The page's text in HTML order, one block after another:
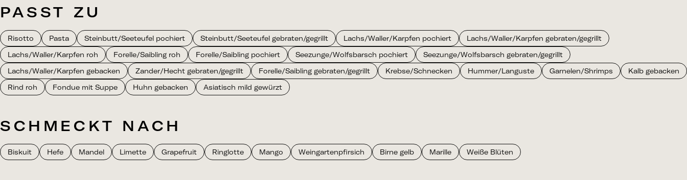
PASST ZU
Risotto Pasta Steinbutt/Seeteufel pochiert Steinbutt/Seeteufel gebraten/gegrillt Lachs/Waller/Karpfen pochiert
Lachs/Waller/Karpfen gebraten/gegrillt
Lachs/Waller/Karpfen roh
Forelle/Saibling roh Forelle/Saibling pochiert Seezunge/Wolfsbarsch pochiert
Seezunge/Wolfsbarsch gebraten/gegrillt
Lachs/Waller/Karpfen gebacken
Zander/Hecht gebraten/gegrillt Forelle/Saibling gebraten/gegrillt Krebse/Schnecken Hummer/Languste Garnelen/Shrimps
Kalb gebacken
Rind roh
Fondue mit Suppe Huhn gebacken Asiatisch mild gewürzt
SCHMECKT NACH
Biskuit Hefe Mandel Limette Grapefruit Ringlotte Mango Weingartenpfirsich Birne gelb Marille Weiße Blüten